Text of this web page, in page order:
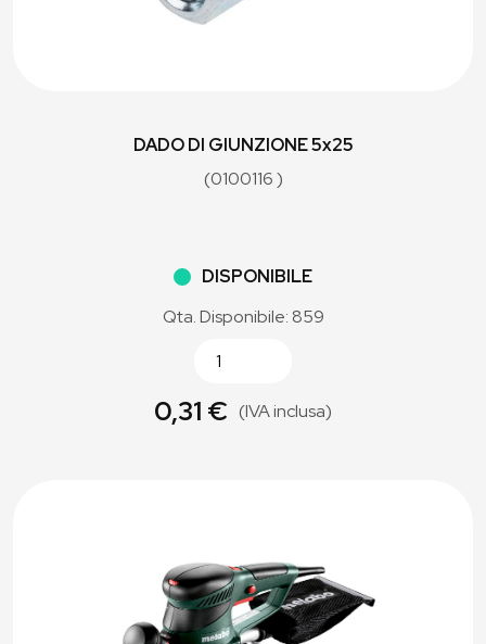
DADO DI GIUNZIONE 5x25
(0100116 )
DISPONIBILE
Qta. Disponibile: 859
0,31 € (IVA inclusa)